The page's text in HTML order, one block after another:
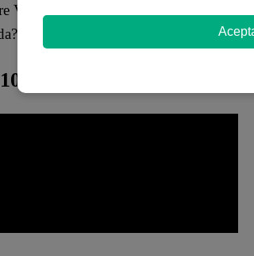
Valeria y Mauricio por la presencia de
No te pierdas lo que viene en
“Eres
de “Eres mi bien” vía